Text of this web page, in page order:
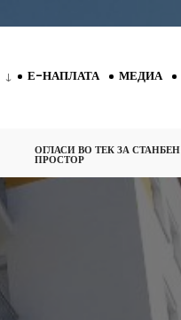
Е-НАПЛАТА МЕДИА
ОГЛАСИ ВО ТЕК ЗА СТАНБЕН
ПРОСТОР